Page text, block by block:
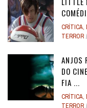
CRÍTICA,
TERROR
ANJOS
DO
FIA ...
CRÍTICA,
TERROR